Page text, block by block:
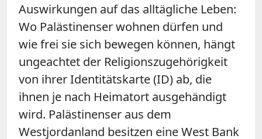
Auswirkungen auf das alltägliche Leben:
Wo Palästinenser wohnen dürfen und
wie frei sie sich bewegen können, hängt
ungeachtet der Religionszugehörigkeit
von ihrer Identitätskarte (ID) ab, die
ihnen je nach Heimatort ausgehändigt
wird. Palästinenser aus dem
Westjordanland besitzen eine West Bank